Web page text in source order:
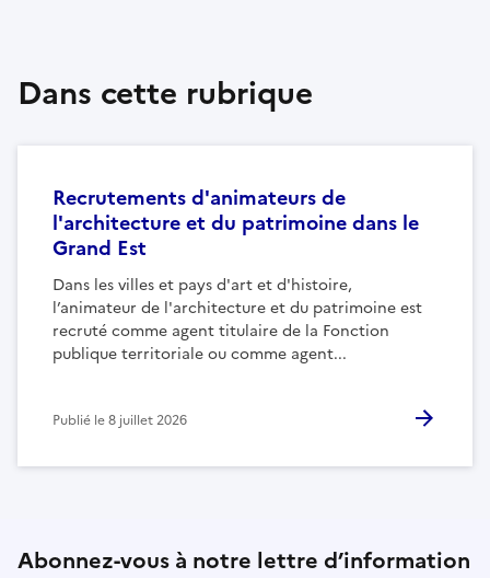
Dans cette rubrique
Recrutements d'animateurs de
l'architecture et du patrimoine dans le
Grand Est
Dans les villes et pays d'art et d'histoire,
l’animateur de l'architecture et du patrimoine est
recruté comme agent titulaire de la Fonction
publique territoriale ou comme agent...
Publié le8 juillet 2026
Abonnez-vous à notre lettre d’information